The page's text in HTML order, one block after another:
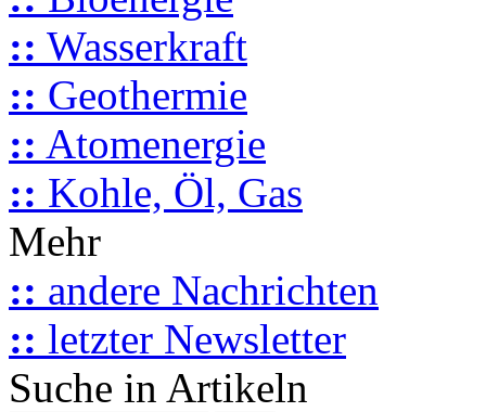
:: Wasserkraft
:: Geothermie
:: Atomenergie
:: Kohle, Öl, Gas
Mehr
:: andere Nachrichten
:: letzter Newsletter
Suche in Artikeln